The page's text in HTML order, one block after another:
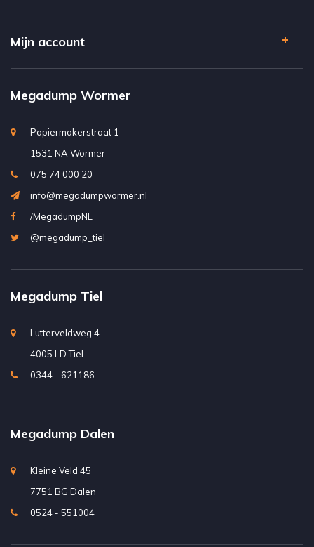
Mijn account
Megadump Wormer
Papiermakerstraat 1
1531 NA Wormer
075 74 000 20
info@megadumpwormer.nl
/MegadumpNL
@megadump_tiel
Megadump Tiel
Lutterveldweg 4
4005 LD Tiel
0344 - 621186
Megadump Dalen
Kleine Veld 45
7751 BG Dalen
0524 - 551004